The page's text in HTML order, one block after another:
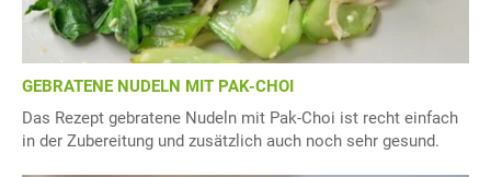
GEBRATENE NUDELN MIT PAK-CHOI
Das Rezept gebratene Nudeln mit Pak-Choi ist recht einfach
in der Zubereitung und zusätzlich auch noch sehr gesund.